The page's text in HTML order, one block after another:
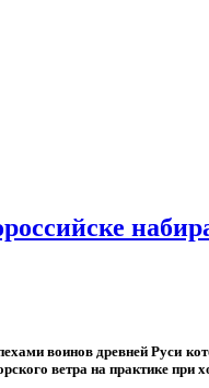
воинов древней Руси
ветра на практике при